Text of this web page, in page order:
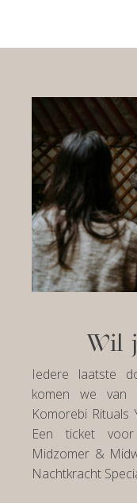
Wil
Iedere laatste
komen we
Komorebi Rituals
Een ticket
Midzomer &
Nachtkracht